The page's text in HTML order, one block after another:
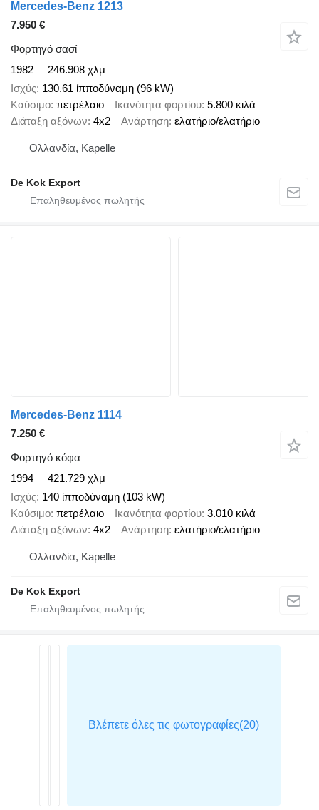
Mercedes-Benz 1213
7.950 €
Φορτηγό σασί
1982
246.908 χλμ
Ισχύς 130.61 ίπποδύναμη (96 kW)
Καύσιμο πετρέλαιο Ικανότητα φορτίου 5.800 κιλά
Διάταξη αξόνων 4x2 Ανάρτηση ελατήριο/ελατήριο
Ολλανδία, Kapelle
De Kok Export
Mercedes-Benz 1114
7.250 €
Φορτηγό κόφα
1994
421.729 χλμ
Ισχύς 140 ίπποδύναμη (103 kW)
Καύσιμο πετρέλαιο Ικανότητα φορτίου 3.010 κιλά
Διάταξη αξόνων 4x2 Ανάρτηση ελατήριο/ελατήριο
Ολλανδία, Kapelle
De Kok Export